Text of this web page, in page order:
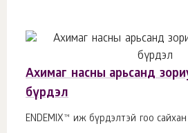
Ахимаг насны арьсанд
бүрдэл
ENDEMIX™ иж бүрдэлтэй гоо сайхан